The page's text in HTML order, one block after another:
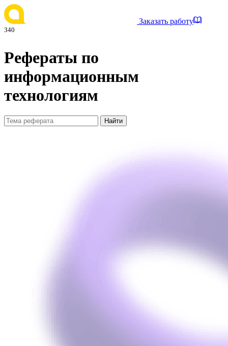
Заказать работу
340
Рефераты по
информационным
технологиям
Найти